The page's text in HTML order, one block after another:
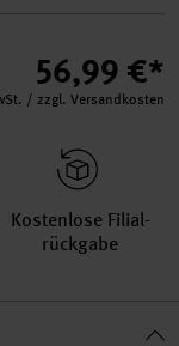
56,99 €*
/ zzgl. Versandkosten
Kosten­lose Filial­
rückgabe